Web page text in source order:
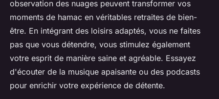
observation des nuages peuvent transformer vos
moments de hamac en véritables retraites de bien-
être. En intégrant des loisirs adaptés, vous ne faites
pas que vous détendre, vous stimulez également
votre esprit de manière saine et agréable. Essayez
d'écouter de la musique apaisante ou des podcasts
pour enrichir votre expérience de détente.